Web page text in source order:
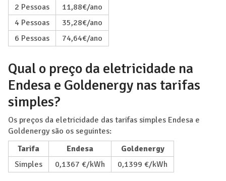
2 Pessoas
11,88€/ano
4 Pessoas
35,28€/ano
6 Pessoas
74,64€/ano
Qual o preço da eletricidade na
Endesa e Goldenergy nas tarifas
simples?
Os preços da eletricidade das tarifas simples Endesa e
Goldenergy são os seguintes:
Tarifa
Endesa
Goldenergy
Simples
0,1367 €/kWh 0,1399 €/kWh